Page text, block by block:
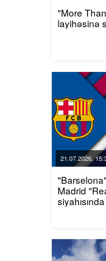
"More
layihəsinə
21.07.2026,
Madrid
siyahısında